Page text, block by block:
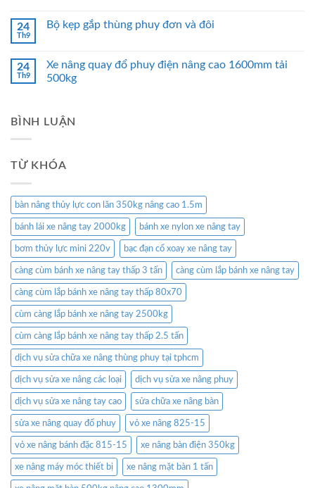
24
Th9
Bộ kẹp gắp thùng phuy đơn và đôi
24
Th9
Xe nâng quay đổ phuy điện nâng cao 1600mm tải
500kg
BÌNH LUẬN
TỪ KHÓA
bàn nâng thủy lực con lăn 350kg nâng cao 1.5m
bánh lái xe nâng tay 2000kg bánh xe nylon xe nâng tay
bơm thủy lực mini 220v bạc đạn cổ xoay xe nâng tay
càng cùm bánh xe nâng tay thấp 3 tấn càng cùm lắp bánh xe nâng tay
càng cùm lắp bánh xe nâng tay thấp 80x70
cùm càng lắp bánh xe nâng tay 2500kg
cùm càng lắp bánh xe nâng tay thấp 2.5 tấn
dịch vụ sửa chữa xe nâng thùng phuy tại tphcm
dịch vụ sửa xe nâng các loại dịch vụ sửa xe nâng phuy
dịch vụ sửa xe nâng tay cao sửa chữa xe nâng bàn
sửa xe nâng quay đổ phuy vỏ xe nâng 825-15
vỏ xe nâng bánh đặc 815-15 xe nâng bàn điện 350kg
xe nâng máy móc thiết bị xe nâng mặt bàn 1 tấn